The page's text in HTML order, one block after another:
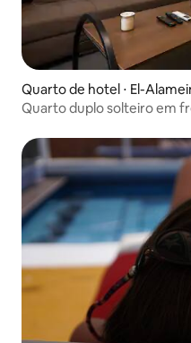
Quarto de hotel ⋅ El-
Quarto duplo solteiro em